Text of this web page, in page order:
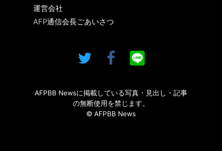
運営会社
AFP通信会長ごあいさつ
AFPBB Newsに掲載している写真・見出し・記事
の無断使用を禁じます。
© AFPBB News